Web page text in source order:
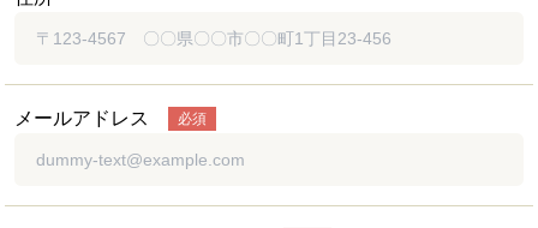
メールアドレス 必須